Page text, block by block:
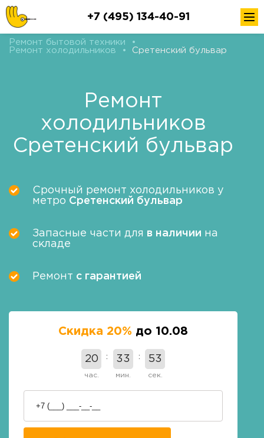
+7 (495) 134-40-91
Ремонт бытовой техники
•
Ремонт холодильников
• Сретенский бульвар
Ремонт
холодильников
Сретенский бульвар
Срочный ремонт холодильников у
метро Сретенский бульвар
Запасные части для в наличии на
складе
Ремонт с гарантией
Скидка 20% до 10.08
20
час.
33
мин.
52
сек.